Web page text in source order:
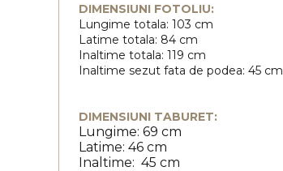
DIMENSIUNI FOTOLIU:
Lungime totala: 103 cm
Latime totala: 84 cm
Inaltime totala: 119 cm
Inaltime sezut fata de podea: 45 cm
DIMENSIUNI TABURET:
Lungime: 69 cm
Latime: 46 cm
Inaltime: 45 cm